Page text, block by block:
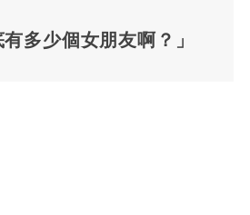
有多少個女朋友啊？」